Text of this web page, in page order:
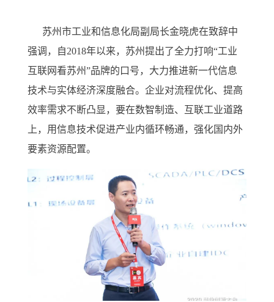
苏州市工业和信息化局副局长金晓虎在致辞中
强调，自2018年以来，苏州提出了全力打响“工业
互联网看苏州”品牌的口号，大力推进新一代信息
技术与实体经济深度融合。企业对流程优化、提高
效率需求不断凸显，要在数智制造、互联工业道路
上，用信息技术促进产业内循环畅通，强化国内外
要素资源配置。